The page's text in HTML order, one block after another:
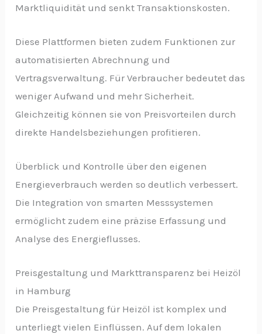
Marktliquidität und senkt Transaktionskosten.
Diese Plattformen bieten zudem Funktionen zur
automatisierten Abrechnung und
Vertragsverwaltung. Für Verbraucher bedeutet das
weniger Aufwand und mehr Sicherheit.
Gleichzeitig können sie von Preisvorteilen durch
direkte Handelsbeziehungen profitieren.
Überblick und Kontrolle über den eigenen
Energieverbrauch werden so deutlich verbessert.
Die Integration von smarten Messsystemen
ermöglicht zudem eine präzise Erfassung und
Analyse des Energieflusses.
Preisgestaltung und Markttransparenz bei Heizöl
in Hamburg
Die Preisgestaltung für Heizöl ist komplex und
unterliegt vielen Einflüssen. Auf dem lokalen